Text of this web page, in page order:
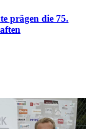
prägen die 75.